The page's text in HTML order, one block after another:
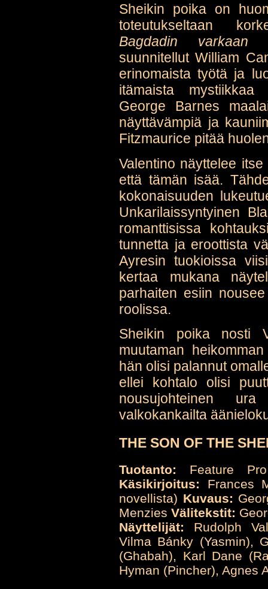
Sheikin poika on
toteutukseltaan
Bagdadin varkaan
suunnitellut William
erinomaista työtä ja
itämaista mystiikkaa
George Barnes
näyttävämpiä ja
Fitzmaurice pitää
Valentino näyttelee
että tämän isää.
kokonaisuuden
Unkarilaissyntyinen
romanttisissa
tunnetta ja eroottista
Ayresin tuokioissa
kertaa mukana
parhaiten esiin
roolissa.
Sheikin poika nosti
muutaman
hän olisi palannut
ellei kohtalo olisi
nousujohteinen
valkokankailta
THE SON OF THE
Tuotanto: Feature
Käsikirjoitus: Frances
novellista) Kuvaus:
Menzies Välitekstit:
Näyttelijät: Rudolph
Vilma Bánky (Yasmin),
(Ghabah), Karl Dane
Hyman (Pincher), Agnes